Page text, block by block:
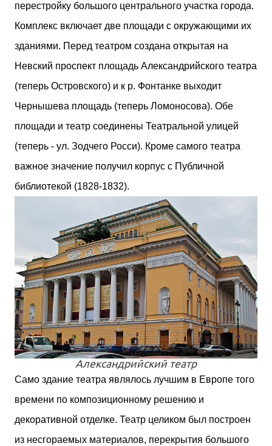
перестройку большого центрального участка города.
Комплекс включает две площади с окружающими их
зданиями. Перед театром создана открытая на
Невский проспект площадь Александрийского театра
(теперь Островского) и к р. Фонтанке выходит
Чернышева площадь (теперь Ломоносова). Обе
площади и театр соединены Театральной улицей
(теперь - ул. Зодчего Росси). Кроме самого театра
важное значение получил корпус с Публичной
библиотекой (1828-1832).
Александрийский театр
Само здание театра являлось лучшим в Европе того
времени по композиционному решению и
декоративной отделке. Театр целиком был построен
из несгораемых материалов, перекрытия большого